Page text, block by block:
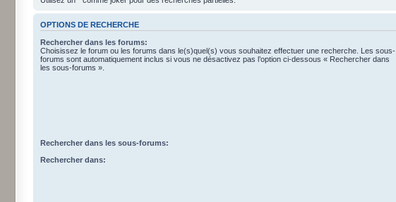
OPTIONS DE RECHERCHE
Rechercher dans les forums:
Choisissez le forum ou les forums dans le(s)quel(s) vous souhaitez effectuer une recherche. Les sous-
forums sont automatiquement inclus si vous ne désactivez pas l’option ci-dessous « Rechercher dans
les sous-forums ».
Rechercher dans les sous-forums:
Rechercher dans: